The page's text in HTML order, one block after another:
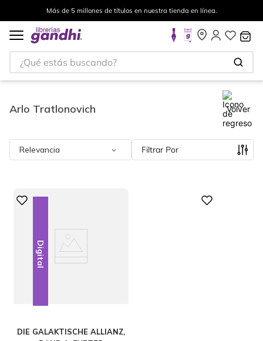
Más de 5 millones de títulos en nuestra tienda en línea.
¿Qué estás buscando?
Arlo Tratlonovich Volver
Relevancia Filtrar
Digital
DIE GALAKTISCHE ALLIANZ,